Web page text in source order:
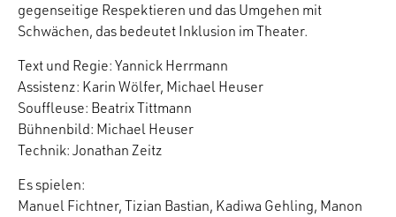
gegenseitige Respektieren und das Umgehen mit
Schwächen, das bedeutet Inklusion im Theater.
Text und Regie: Yannick Herrmann
Assistenz: Karin Wölfer, Michael Heuser
Souffleuse: Beatrix Tittmann
Bühnenbild: Michael Heuser
Technik: Jonathan Zeitz
Es spielen:
Manuel Fichtner, Tizian Bastian, Kadiwa Gehling, Manon